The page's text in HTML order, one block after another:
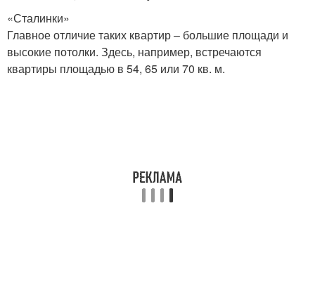
«Сталинки»
Главное отличие таких квартир – большие площади и
высокие потолки. Здесь, например, встречаются
квартиры площадью в 54, 65 или 70 кв. м.